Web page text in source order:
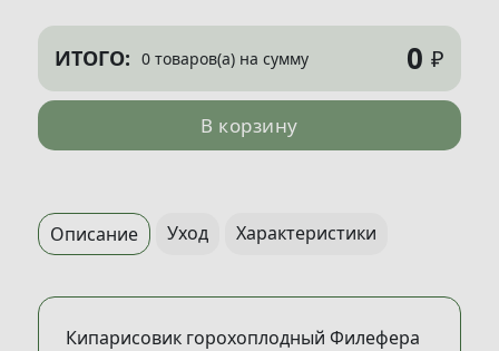
ИТОГО: 0 товаров(а) на сумму 0 ₽
В корзину
Описание Уход Характеристики
Кипарисовик горохоплодный Филефера